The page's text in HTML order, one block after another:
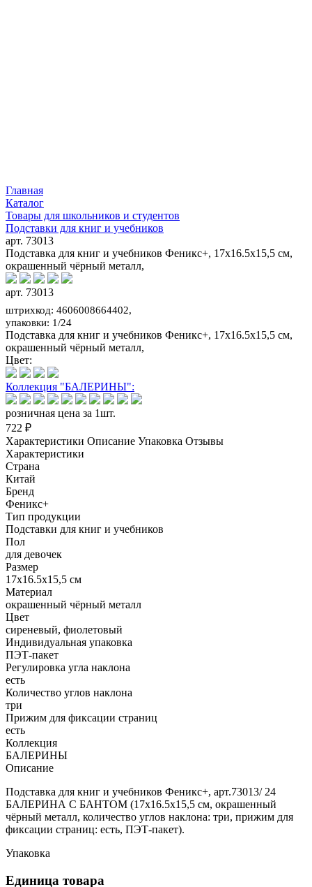
Главная
Каталог
Товары для школьников и студентов
Подставки для книг и учебников
арт. 73013
Подставка для книг и учебников Феникс+, 17x16.5x15,5 см,
окрашенный чёрный металл,
арт. 73013
штрихкод: 4606008664402,
упаковки: 1/24
Подставка для книг и учебников Феникс+, 17x16.5x15,5 см,
окрашенный чёрный металл,
Цвет:
Коллекция "БАЛЕРИНЫ":
розничная цена за 1шт.
722 ₽
Характеристики Описание Упаковка Отзывы
Характеристики
Страна
Китай
Бренд
Феникс+
Тип продукции
Подставки для книг и учебников
Пол
для девочек
Размер
17x16.5x15,5 см
Материал
окрашенный чёрный металл
Цвет
сиреневый, фиолетовый
Индивидуальная упаковка
ПЭТ-пакет
Регулировка угла наклона
есть
Количество углов наклона
три
Прижим для фиксации страниц
есть
Коллекция
БАЛЕРИНЫ
Описание
Подставка для книг и учебников Феникс+, арт.73013/ 24
БАЛЕРИНА С БАНТОМ (17x16.5x15,5 см, окрашенный
чёрный металл, количество углов наклона: три, прижим для
фиксации страниц: есть, ПЭТ-пакет).
Упаковка
Единица товара